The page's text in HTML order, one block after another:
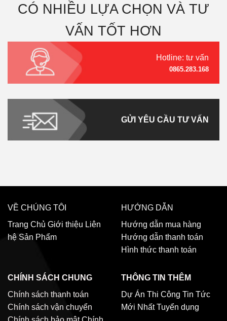
CÓ NHIỀU LỰA CHỌN VÀ TƯ
VẤN TỐT HƠN
Hotline: tư vấn
0865.283.168
GỬI YÊU CẦU TƯ VẤN
VỀ CHÚNG TÔI
Trang Chủ Giới thiệu Liên
hệ Sản Phẩm
HƯỚNG DẪN
Hướng dẫn mua hàng
Hướng dẫn thanh toán
Hình thức thanh toán
CHÍNH SÁCH CHUNG
Chính sách thanh toán
Chính sách vận chuyển
THÔNG TIN THÊM
Dự Án Thi Công Tin Tức
Mới Nhất Tuyển dụng